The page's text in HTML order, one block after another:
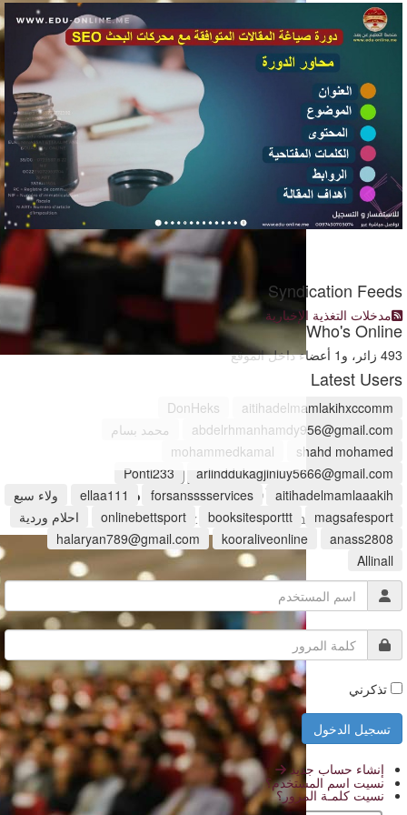
العلاقات العامة
والاستشارات الإعلامية
www.hawkamaq.com
Syndication Feeds
مدخلات التغذية الإخبارية
Who's Online
493 زائر، و1 أعضاء داخل الموقع
Latest Users
aitihadelmamlakihxccomm
DonHeks
abdelrhmanhamdy956@gmail.com
محمد بسام
shahd mohamed
mohammedkamal
arlinddukagjiniuy5666@gmail.com
Ponti233
aitihadelmamlaaakih
forsansssservices
ellaa111
ولاء سبع
magsafesport
booksitesporttt
onlinebettsport
احلام وردية
anass2808
kooraliveonline
halaryan789@gmail.com
Allinall
تذكرني
إنشاء حساب جديد
نسيت اسم المستخدم؟
نسيت كلمـة المرور؟